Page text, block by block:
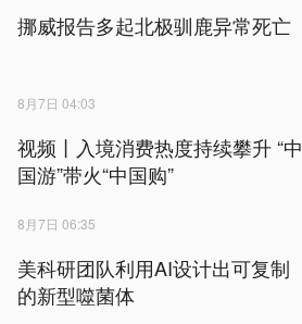
挪威报告多起北极驯鹿异常死亡
8月7日 04:03
视频丨入境消费热度持续攀升 “中
国游”带火“中国购”
8月7日 06:35
美科研团队利用AI设计出可复制
的新型噬菌体